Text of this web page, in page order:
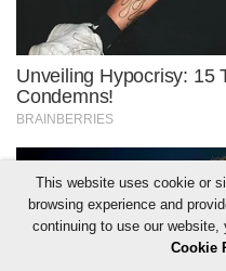
This website uses cookie or
browsing experience and
continuing to use our website,
Cookie